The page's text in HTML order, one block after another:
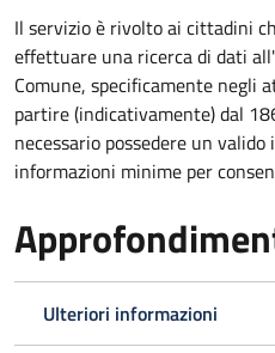
Il servizio è rivolto ai cittadini
effettuare una ricerca di dati
Comune, specificamente negli
partire (indicativamente) dal
necessario possedere un
informazioni minime per
Ulteriori informazioni